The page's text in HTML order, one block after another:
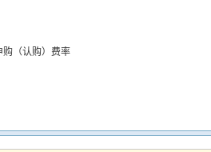
（认购）费率